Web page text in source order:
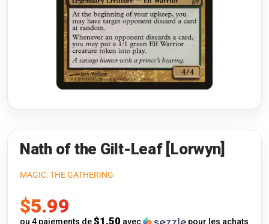
Riftbound: League of Legends
Flesh and Blood
Pokémon
One Piece
Gundam Card Game
Warlord: Saga of the Storm
Neopets Battledome
Nath of the Gilt-Leaf [Lorwyn]
MAGIC: THE GATHERING
Prix
$5.99
ou 4 paiements de$1.50 avec
pour les achats